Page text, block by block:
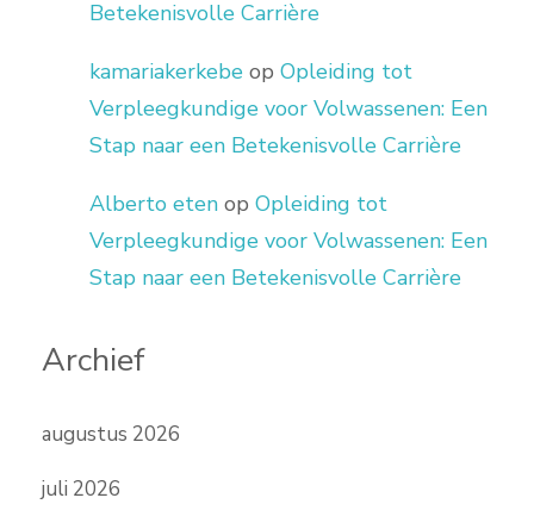
Betekenisvolle Carrière
kamariakerkebe op Opleiding tot
Verpleegkundige voor Volwassenen: Een
Stap naar een Betekenisvolle Carrière
Alberto eten op Opleiding tot
Verpleegkundige voor Volwassenen: Een
Stap naar een Betekenisvolle Carrière
Archief
augustus 2026
juli 2026